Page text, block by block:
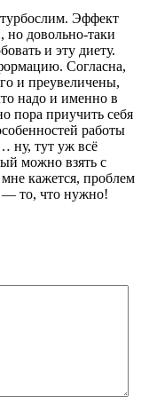
Эффект
но довольно-таки
и эту диету.
Согласна,
и преувеличены,
надо и именно в
пора приучить себя
работы
ну, тут уж всё
можно взять с
кажется, проблем
— то, что нужно!